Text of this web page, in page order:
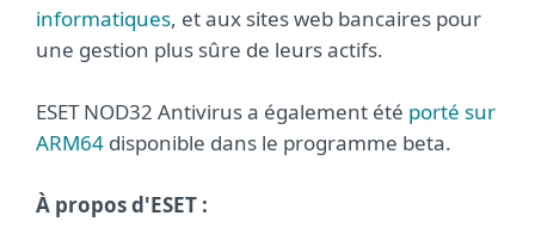
informatiques, et aux sites web bancaires pour
une gestion plus sûre de leurs actifs.
ESET NOD32 Antivirus a également été porté sur
ARM64 disponible dans le programme beta.
À propos d'ESET :